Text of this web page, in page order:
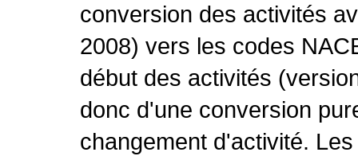
conversion des activités
2008) vers les codes
début des activités
donc d'une conversion
changement d'activité.